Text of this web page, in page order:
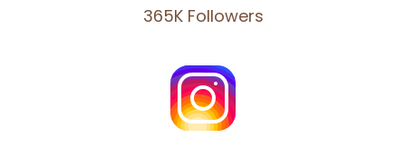
365K Followers